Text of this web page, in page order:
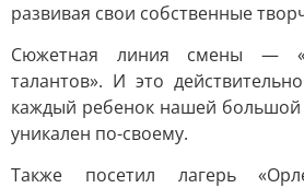
развивая свои собственные
Сюжетная линия смены —
талантов». И это
каждый ребенок нашей большой
уникален по-своему.
Также посетил лагерь